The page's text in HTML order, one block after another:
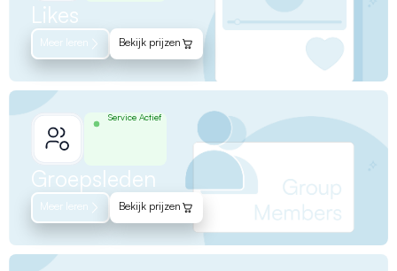
Likes
Meer leren Bekijk prijzen
Service Actief
Groepsleden
Meer leren Bekijk prijzen